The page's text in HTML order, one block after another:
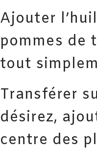
Ajouter
pommes de
tout
Transférer
désirez,
centre des